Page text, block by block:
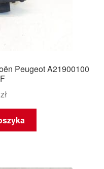
Peugeot A21900100
zł